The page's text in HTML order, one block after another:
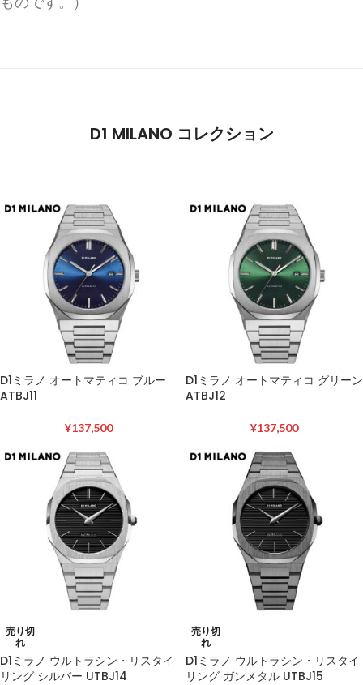
D1 MILANO コレクション
D1ミラノ オートマティコ ブルー
ATBJ11
¥137,500
D1ミラノ オートマティコ グリーン
ATBJ12
¥137,500
売り切
れ
D1ミラノ ウルトラシン・リスタイ
リング シルバー UTBJ14
売り切
れ
D1ミラノ ウルトラシン・リスタイ
リング ガンメタル UTBJ15